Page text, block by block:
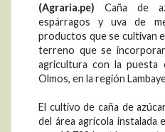
(Agraria.pe) Caña de
espárragos y uva de
productos que se cultivan
terreno que se
agricultura con la puesta
Olmos, en la región
El cultivo de caña de
del área agrícola instalada